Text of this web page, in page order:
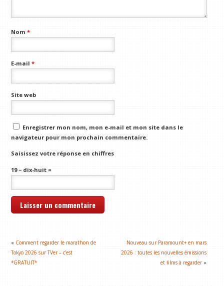
Nom*
E-mail*
Site web
Enregistrer mon nom, mon e-mail et mon site dans le
navigateur pour mon prochain commentaire.
Saisissez votre réponse en chiffres
19 − dix-huit =
« Comment regarder le marathon de
Tokyo 2026 sur TVer – c'est
*GRATUIT*
Nouveau sur Paramount+ en mars
2026 : toutes les nouvelles émissions
et films à regarder »